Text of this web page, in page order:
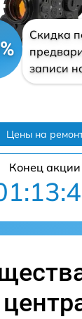
Скидка
записи
Цены на
Конец акции